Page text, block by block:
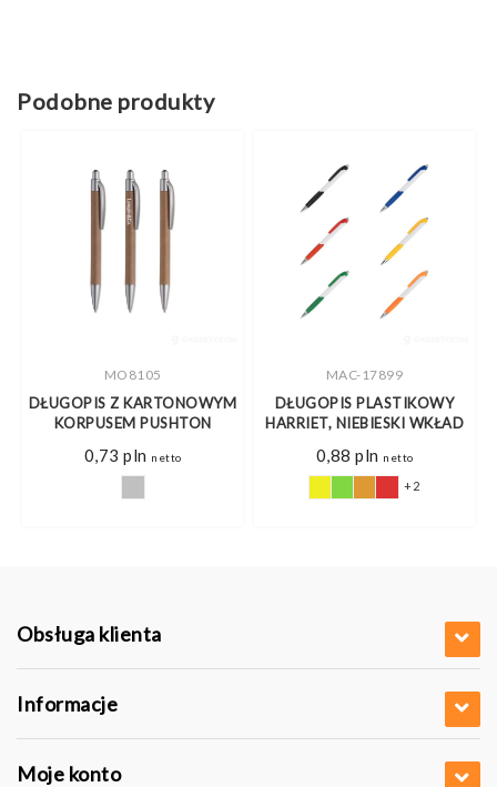
Podobne produkty
MO8105
DŁUGOPIS Z KARTONOWYM
KORPUSEM PUSHTON
0,73 pln netto
MAC-17899
DŁUGOPIS PLASTIKOWY
HARRIET, NIEBIESKI WKŁAD
0,88 pln netto
+2
Obsługa klienta
Informacje
Moje konto